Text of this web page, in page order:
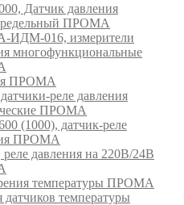
Датчик давления
ПРОМА
016, измерители
многофункциональные
ПРОМА
реле давления
ПРОМА
(1000), датчик-реле
ПРОМА
давления на 220В/24В
температуры ПРОМА
датчиков температуры